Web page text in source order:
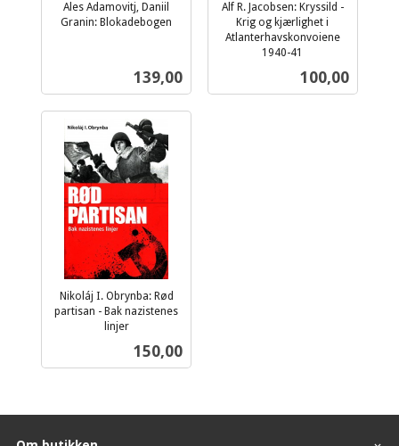
Ales Adamovitj, Daniil
Granin: Blokadebogen
Pris
139,00
Alf R. Jacobsen: Kryssild -
Krig og kjærlighet i
Atlanterhavskonvoiene
1940-41
Pris
100,00
Nikoláj I. Obrynba: Rød
partisan - Bak nazistenes
linjer
Pris
150,00